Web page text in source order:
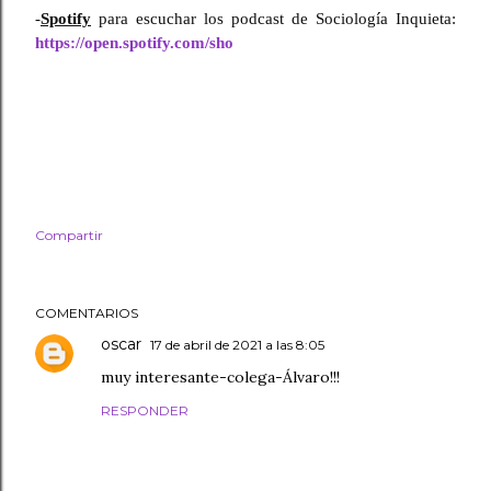
-Spotify
https://open.spotify.com/sho
Compartir
COMENTARIOS
oscar 17 de abril de 2021 a las 8:05
muy interesante-colega-Álvaro!!!
RESPONDER